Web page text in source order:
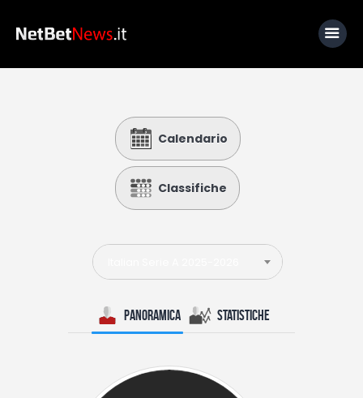
Calcio
Basket
Tennis
Lo Sapevi Che
I consigli di Giulia
Calendario
Classifiche
Panoramica Statistiche